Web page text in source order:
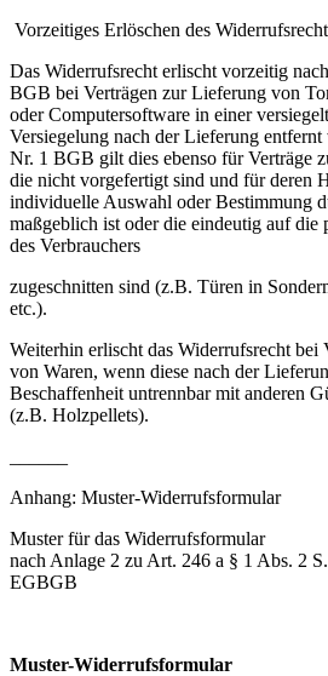
Vorzeitiges Erlöschen des
Das Widerrufsrecht erlischt vorzeitig
BGB bei Verträgen zur Lieferung von
oder Computersoftware in einer
Versiegelung nach der Lieferung
Nr. 1 BGB gilt dies ebenso für Verträge
die nicht vorgefertigt sind und für deren
individuelle Auswahl oder Bestimmung
maßgeblich ist oder die eindeutig auf die
des Verbrauchers
zugeschnitten sind (z.B. Türen in
etc.).
Weiterhin erlischt das Widerrufsrecht bei
von Waren, wenn diese nach der
Beschaffenheit untrennbar mit anderen
(z.B. Holzpellets).
Anhang: Muster-Widerrufsformular
Muster für das Widerrufsformular
nach Anlage 2 zu Art. 246 a § 1 Abs. 2
EGBGB
Muster-Widerrufsformular